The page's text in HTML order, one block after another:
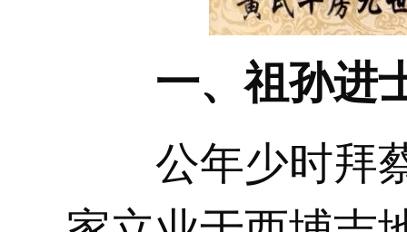
一、祖孙进
公年少时拜蔡